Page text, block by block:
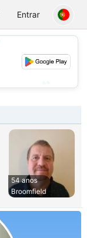
Entrar
54 anos
Broomfield